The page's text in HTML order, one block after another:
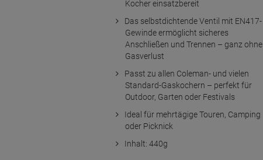
Kocher einsatzbereit
Das selbstdichtende Ventil mit EN417-
Gewinde ermöglicht sicheres
Anschließen und Trennen – ganz ohne
Gasverlust
Passt zu allen Coleman- und vielen
Standard-Gaskochern – perfekt für
Outdoor, Garten oder Festivals
Ideal für mehrtägige Touren, Camping
oder Picknick
Inhalt: 440g